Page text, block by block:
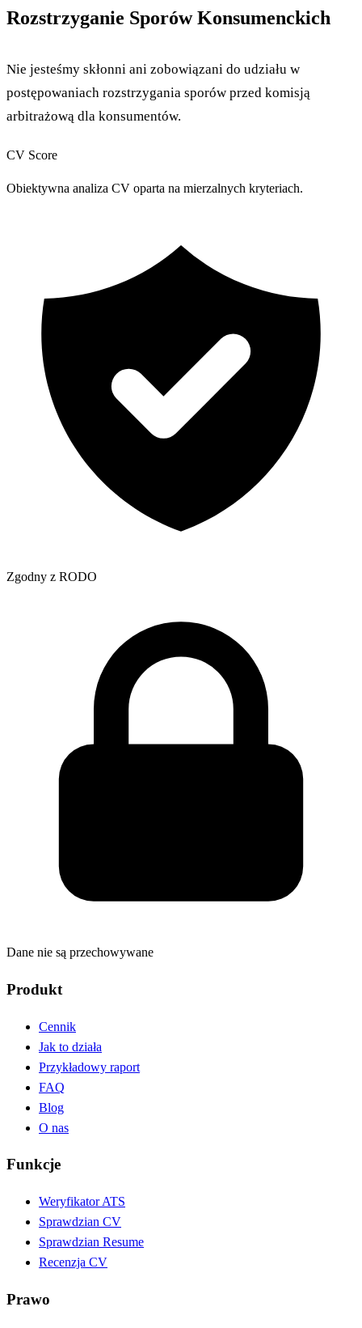
Rozstrzyganie Sporów Konsumenckich
Nie jesteśmy skłonni ani zobowiązani do udziału w
postępowaniach rozstrzygania sporów przed komisją
arbitrażową dla konsumentów.
CV Score
Obiektywna analiza CV oparta na mierzalnych kryteriach.
Zgodny z RODO
Dane nie są przechowywane
Produkt
Cennik
Jak to działa
Przykładowy raport
FAQ
Blog
O nas
Funkcje
Weryfikator ATS
Sprawdzian CV
Sprawdzian Resume
Recenzja CV
Prawo